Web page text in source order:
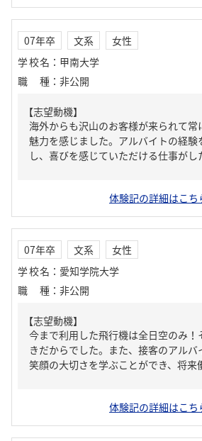
07年卒 文系
女性
学校名 ： 甲南大学
職種 ： 非公開
【志望動機】
海外からも沢山のお客様が来られて常
魅力を感じました。アルバイトの経験
し、喜びを感じていただける仕事がし
体験記の詳細はこち
07年卒 文系
女性
学校名 ： 愛知学院大学
職種 ： 非公開
【志望動機】
今まで利用した飛行機は全日空のみ
きだからでした。また、接客のアル
笑顔の大切さを学ぶことができ、将来
体験記の詳細はこち